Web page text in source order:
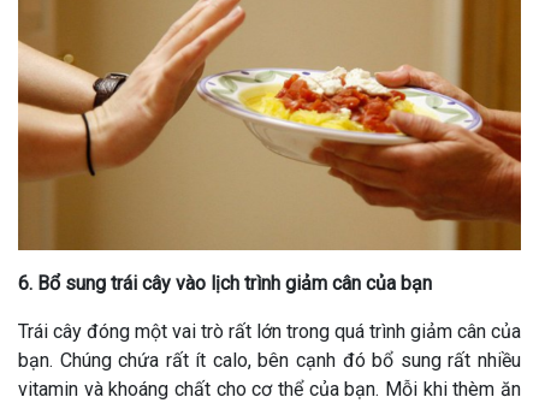
6. Bổ sung trái cây vào lịch trình giảm cân của bạn
Trái cây đóng một vai trò rất lớn trong quá trình giảm cân của
bạn. Chúng chứa rất ít calo, bên cạnh đó bổ sung rất nhiều
vitamin và khoáng chất cho cơ thể của bạn. Mỗi khi thèm ăn